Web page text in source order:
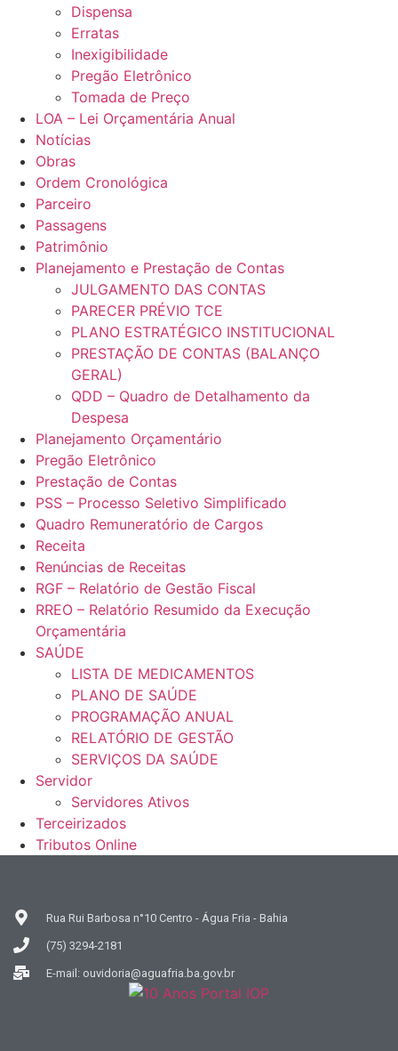
Dispensa
Erratas
Inexigibilidade
Pregão Eletrônico
Tomada de Preço
LOA – Lei Orçamentária Anual
Notícias
Obras
Ordem Cronológica
Parceiro
Passagens
Patrimônio
Planejamento e Prestação de Contas
JULGAMENTO DAS CONTAS
PARECER PRÉVIO TCE
PLANO ESTRATÉGICO INSTITUCIONAL
PRESTAÇÃO DE CONTAS (BALANÇO
GERAL)
QDD – Quadro de Detalhamento da
Despesa
Planejamento Orçamentário
Pregão Eletrônico
Prestação de Contas
PSS – Processo Seletivo Simplificado
Quadro Remuneratório de Cargos
Receita
Renúncias de Receitas
RGF – Relatório de Gestão Fiscal
RREO – Relatório Resumido da Execução
Orçamentária
SAÚDE
LISTA DE MEDICAMENTOS
PLANO DE SAÚDE
PROGRAMAÇÃO ANUAL
RELATÓRIO DE GESTÃO
SERVIÇOS DA SAÚDE
Servidor
Servidores Ativos
Terceirizados
Tributos Online
Rua Rui Barbosa n°10 Centro - Água Fria - Bahia
(75) 3294-2181
E-mail: ouvidoria@aguafria.ba.gov.br